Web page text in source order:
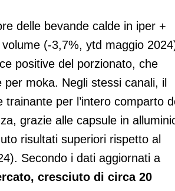
delle bevande calde in iper +
(-3,7%, ytd maggio
positive del porzionato, che
moka. Negli stessi canali, il
per l’intero comparto
grazie alle capsule in
risultati superiori rispetto al
Secondo i dati aggiornati a
cresciuto di circa 20